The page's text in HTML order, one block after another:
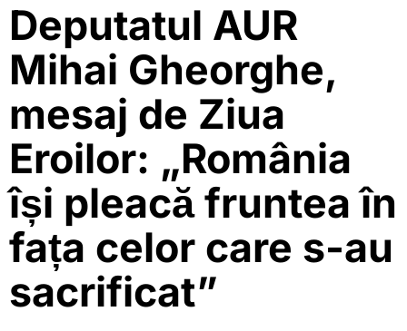
Deputatul AUR
Mihai Gheorghe,
mesaj de Ziua
Eroilor: „România
își pleacă fruntea în
fața celor care s-au
sacrificat”